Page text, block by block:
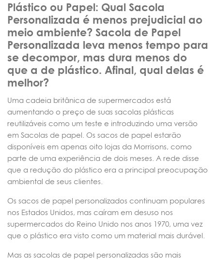
Plástico ou Papel: Qual Sacola
Personalizada é menos prejudicial ao
meio ambiente? Sacola de Papel
Personalizada leva menos tempo para
se decompor, mas dura menos do
que a de plástico. Afinal, qual delas é
melhor?
Uma cadeia britânica de supermercados está
aumentando o preço de suas sacolas plásticas
reutilizáveis como um teste e introduzindo uma versão
em Sacolas de papel. Os sacos de papel estarão
disponíveis em apenas oito lojas da Morrisons, como
parte de uma experiência de dois meses. A rede disse
que a redução do plástico era a principal preocupação
ambiental de seus clientes.
Os sacos de papel personalizados continuam populares
nos Estados Unidos, mas caíram em desuso nos
supermercados do Reino Unido nos anos 1970, uma vez
que o plástico era visto como um material mais durável.
Mas as sacolas de papel personalizadas são mais